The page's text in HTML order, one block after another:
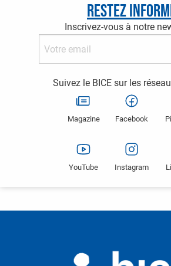
Restez
Inscrivez-vous à notre
Suivez le BICE sur les
Magazine Facebook
YouTube Instagram